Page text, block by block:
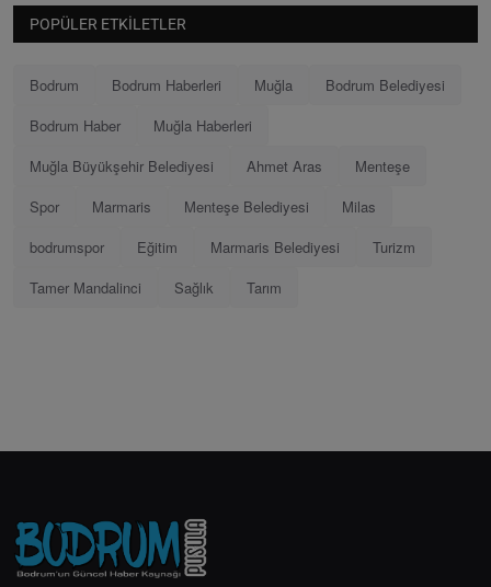
POPÜLER ETKILETLER
Bodrum Bodrum Haberleri Muğla
Bodrum Belediyesi
Bodrum Haber
Muğla Haberleri
Muğla Büyükşehir Belediyesi
Ahmet Aras
Menteşe
Spor
Marmaris Menteşe Belediyesi
Milas
bodrumspor
Eğitim Marmaris Belediyesi
Turizm
Tamer Mandalinci
Sağlık Tarım